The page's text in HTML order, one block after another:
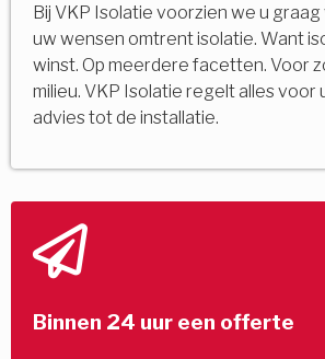
Bij VKP Isolatie voorzien we u
uw wensen omtrent isolatie. Want
winst. Op meerdere facetten. Voor
milieu. VKP Isolatie regelt alles voor
advies tot de installatie.
Binnen 24 uur een offerte